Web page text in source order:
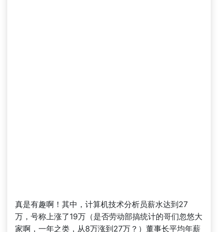
真是有趣啊！其中，计算机技术分析员薪水达到27
万，号称上涨了19万（是否劳动部搞统计的哥们忽悠大
家啊，一年之类，从8万涨到27万？）董事长平均年薪